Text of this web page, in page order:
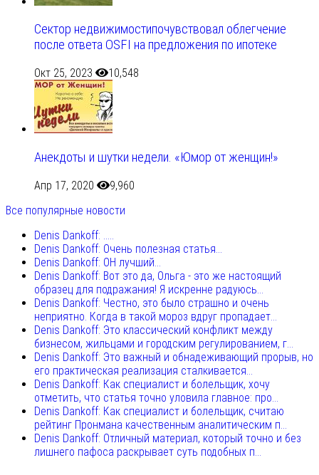
Сектор недвижимостипочувствовал облегчение
после ответа OSFI на предложения по ипотеке
Окт 25, 2023 10,548
Анекдоты и шутки недели. «Юмор от женщин!»
Апр 17, 2020
9,960
Все популярные новости
Denis Dankoff: .....
Denis Dankoff: Очень полезная статья...
Denis Dankoff: ОН лучший...
Denis Dankoff: Вот это да, Ольга - это же настоящий
образец для подражания! Я искренне радуюсь...
Denis Dankoff: Честно, это было страшно и очень
неприятно. Когда в такой мороз вдруг пропадает...
Denis Dankoff: Это классический конфликт между
бизнесом, жильцами и городским регулированием, г...
Denis Dankoff: Это важный и обнадеживающий прорыв, но
его практическая реализация сталкивается...
Denis Dankoff: Как специалист и болельщик, хочу
отметить, что статья точно уловила главное: про...
Denis Dankoff: Как специалист и болельщик, считаю
рейтинг Пронмана качественным аналитическим п...
Denis Dankoff: Отличный материал, который точно и без
лишнего пафоса раскрывает суть подобных п...